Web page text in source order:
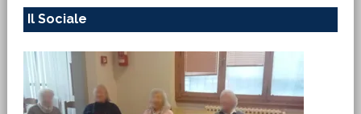
Il Sociale